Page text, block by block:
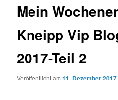
Mein
Kneipp Vip
2017-Teil 2
Veröffentlicht am11. Dezember 2017